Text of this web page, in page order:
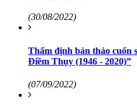
(30/08/2022)
Thẩm định bản thảo cuốn
Điềm Thụy (1946 - 2020)”
(07/09/2022)